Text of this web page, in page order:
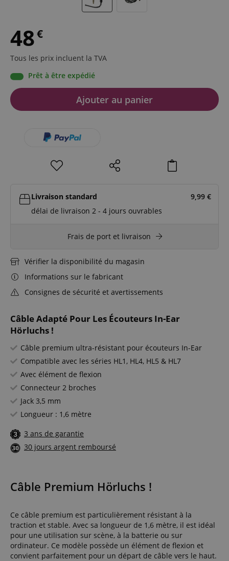
Câble Adapté Pour Les Écouteurs In-Ear
Hörluchs !
Câble premium ultra-résistant pour écouteurs In-Ear
Compatible avec les séries HL1, HL4, HL5 & HL7
Avec élément de flexion
Connecteur 2 broches
Jack 3,5 mm
Longueur : 1,6 mètre
3 ans de garantie
30 jours argent remboursé
48€
Tous les prix incluent la TVA
Prêt à être expédié
Ajouter au panier
Livraison standard 9,99 €
délai de livraison 2 - 4 jours ouvrables
Frais de port et livraison
Vérifier la disponibilité du magasin
Informations sur le fabricant
Consignes de sécurité et avertissements
Câble Premium Hörluchs !
Ce câble premium est particulièrement résistant à la
traction et stable. Avec sa longueur de 1,6 mètre, il est idéal
pour une utilisation sur scène, à la batterie ou sur
ordinateur. Ce modèle possède un élément de flexion et
convient parfaitement pour un départ de câble vers le haut.